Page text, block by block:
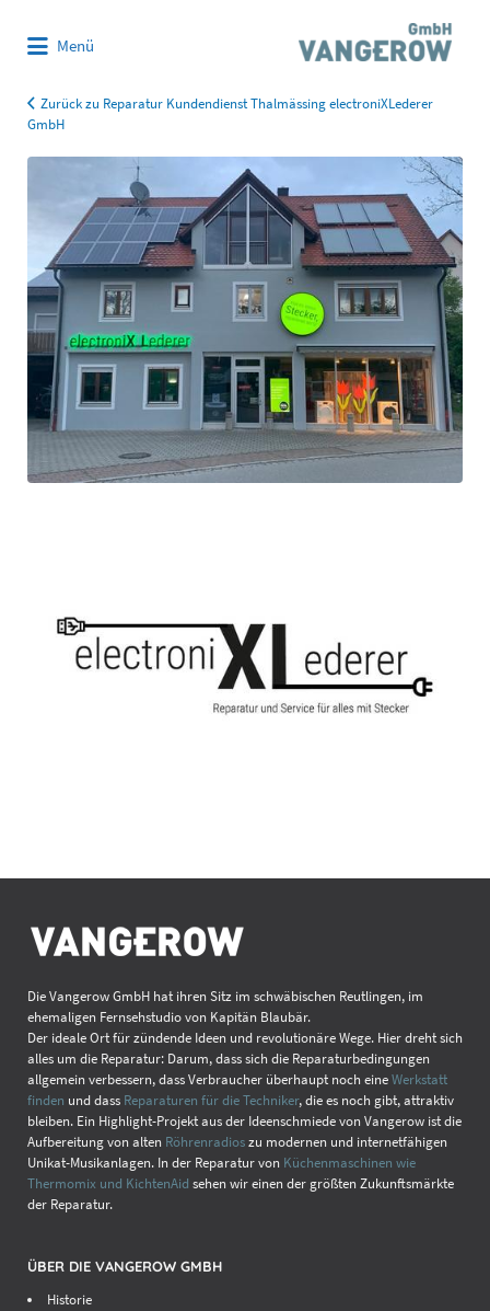
Menü
Zurück zu Reparatur Kundendienst Thalmässing electroniXLederer
GmbH
Die Vangerow GmbH hat ihren Sitz im schwäbischen Reutlingen, im
ehemaligen Fernsehstudio von Kapitän Blaubär.
Der ideale Ort für zündende Ideen und revolutionäre Wege. Hier dreht sich
alles um die Reparatur: Darum, dass sich die Reparaturbedingungen
allgemein verbessern, dass Verbraucher überhaupt noch eineWerkstatt
finden und dass Reparaturen für die Techniker, die es noch gibt, attraktiv
bleiben. Ein Highlight-Projekt aus der Ideenschmiede von Vangerow ist die
Aufbereitung von alten Röhrenradioszu modernen und internetfähigen
Unikat-Musikanlagen. In der Reparatur von Küchenmaschinen wie
Thermomix und KichtenAid sehen wir einen der größten Zukunftsmärkte
der Reparatur.
ÜBER DIE VANGEROW GMBH
Historie